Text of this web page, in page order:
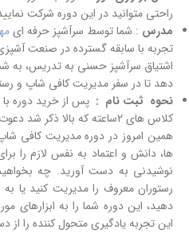
راحتی متوانید در این دوره شرکت
مدرس : شما توسط سرآشپز حرفه ای
تجربه با سابقه گسترده در صنعت
اشتیاق سرآشپز حسنی به تدریس، به
دهد تا در سفر مدیریت کافی شاپ و
نحوه ثبت نام : پس از خرید دوره
کلاس های 2ساعته که بالا ذکر شد دعوت خواهید شد.
همین امروز در دوره مدیریت کافی
ها، دانش و اعتماد به نفس لازم را
نوشیدنی به دست آورید. چه
رستوران معروف را مدیریت کنید یا
دهید، این دوره شما را به ابزارهای
این تجربه یادگیری متحول کننده را